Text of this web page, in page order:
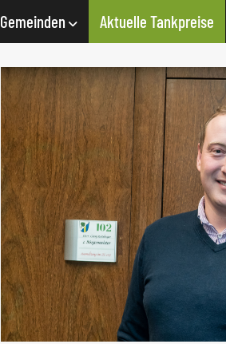
Gemeinden Aktuelle Tankpreise